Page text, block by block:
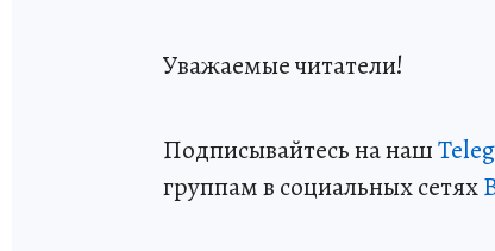
Уважаемые читатели!
Подписывайтесь на наш
группам в социальных сетях